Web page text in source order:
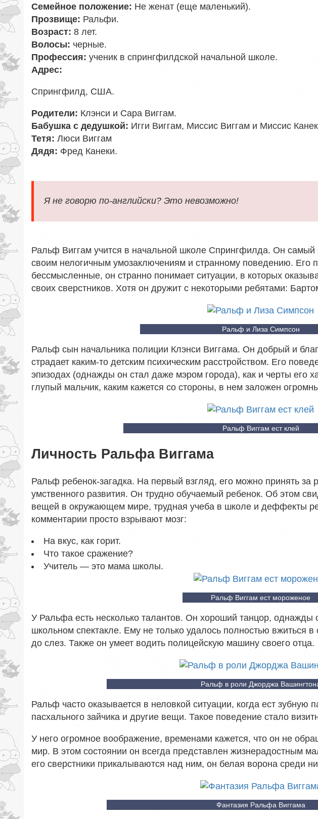
Семейное положение: Не женат (еще маленький).
Прозвище: Ральфи.
Возраст: 8 лет.
Волосы: черные.
Профессия: ученик в спрингфилдской начальной школе.
Адрес:
Спрингфилд, США.
Родители: Клэнси и Сара Виггам.
Бабушка с дедушкой: Игги Виггам, Миссис Виггам и Миссис
Тетя: Люси Виггам
Дядя: Фред Канеки.
Я не говорю по-английски? Это невозможно!
Ральф Виггам учится в начальной школе Спрингфилда. Он самый
своим нелогичным умозаключениям и странному поведению. Его
бессмысленные, он странно понимает ситуации, в которых
своих сверстников. Хотя он дружит с некоторыми ребятами:
Ральф и Лиза Симпсон
Ральф сын начальника полиции Клэнси Виггама. Он добрый и
страдает каким-то детским психическим расстройством. Его
эпизодах (однажды он стал даже мэром города), как и черты его
глупый мальчик, каким кажется со стороны, в нем заложен
Ральф Виггам ест клей
Личность Ральфа Виггама
Ральф ребенок-загадка. На первый взгляд, его можно принять за
умственного развития. Он трудно обучаемый ребенок. Об этом
вещей в окружающем мире, трудная учеба в школе и деффекты
комментарии просто взрывают мозг:
На вкус, как горит.
Что такое сражение?
Учитель — это мама школы.
Ральф Виггам ест мороженое
У Ральфа есть несколько талантов. Он хороший танцор,
школьном спектакле. Ему не только удалось полностью вжиться
до слез. Также он умеет водить полицейскую машину своего отца.
Ральф в роли Джорджа
Ральф часто оказывается в неловкой ситуации, когда ест зубную
пасхального зайчика и другие вещи. Такое поведение стало
У него огромное воображение, временами кажется, что он не
мир. В этом состоянии он всегда представлен жизнерадостным
его сверстники прикалываются над ним, он белая ворона среди
Фантазия Ральфа Виггама